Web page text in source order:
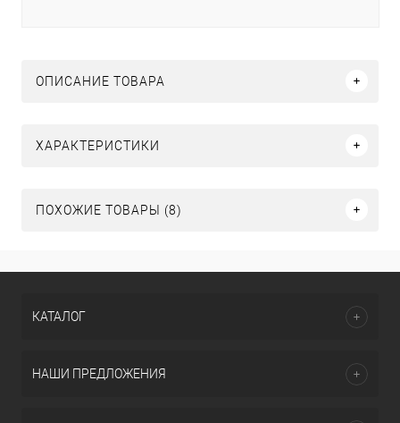
ОПИСАНИЕ ТОВАРА
ХАРАКТЕРИСТИКИ
ПОХОЖИЕ ТОВАРЫ (8)
КАТАЛОГ
НАШИ ПРЕДЛОЖЕНИЯ